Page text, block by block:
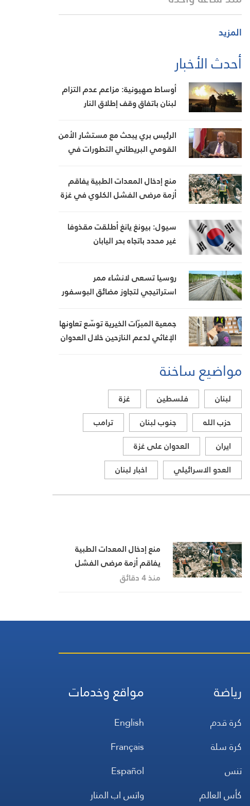
المزيد
أحدث الأخبار
أوساط صهيونية: مزاعم عدم التزام
لبنان باتفاق وقف إطلاق النار
الرئيس بري يبحث مع مستشار الأمن
القومي البريطاني التطورات في
العلاقات الثنائية
منع إدخال المعدات الطبية يفاقم
أزمة مرضى الفشل الكلوي في غزة
سيول: بيونغ يانغ أطلقت مقذوفا
غير محدد باتجاه بحر اليابان
روسيا تسعى لانشاء ممر
استراتيجي لتجاوز مضائق البوسفور
جمعية المبرّات الخيرية توسّع تعاونها
الإغاثي لدعم النازحين خلال العدوان
مواضيع ساخنة
لبنان فلسطين
غزة
حزب الله
جنوب لبنان
ترامب
ايران
العدوان على غزة
العدو الاسرائيلي
اخبار لبنان
منع إدخال المعدات الطبية
يفاقم أزمة مرضى الفشل
الكلوي في غزة
منذ 4 دقائق
رياضة
كرة قدم
كرة سلة
تنس
كأس العالم
مواقع وخدمات
English
Français
Español
واتس اب المنار